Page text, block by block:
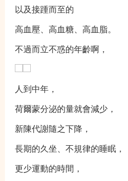
以及接踵而至的
高血壓、高血糖、高血脂。
不過而立不惑的年齡啊，
人到中年，
荷爾蒙分泌的量就會減少，
新陳代謝隨之下降，
長期的久坐、不規律的睡眠，
更少運動的時間，